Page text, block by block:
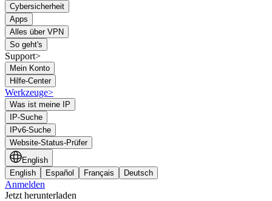
Cybersicherheit
Apps
Alles über VPN
So geht's
Support>
Mein Konto
Hilfe-Center
Werkzeuge>
Was ist meine IP
IP-Suche
IPv6-Suche
Website-Status-Prüfer
English
English
Español Français Deutsch
Anmelden
Jetzt herunterladen